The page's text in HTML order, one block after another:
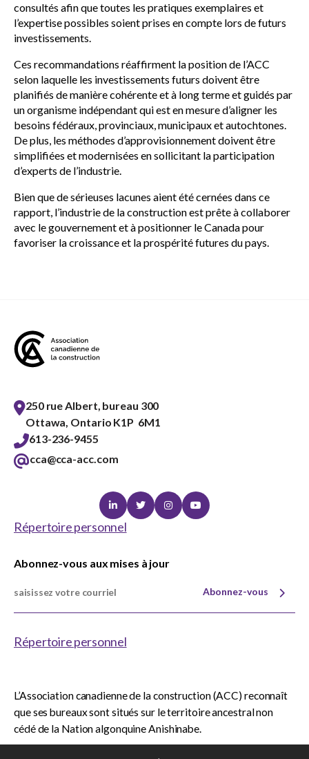
consultés afin que toutes les pratiques exemplaires et
l’expertise possibles soient prises en compte lors de futurs
investissements.
Ces recommandations réaffirment la position de l’ACC
selon laquelle les investissements futurs doivent être
planifiés de manière cohérente et à long terme et guidés par
un organisme indépendant qui est en mesure d’aligner les
besoins fédéraux, provinciaux, municipaux et autochtones.
De plus, les méthodes d’approvisionnement doivent être
simplifiées et modernisées en sollicitant la participation
d’experts de l’industrie.
Bien que de sérieuses lacunes aient été cernées dans ce
rapport, l’industrie de la construction est prête à collaborer
avec le gouvernement et à positionner le Canada pour
favoriser la croissance et la prospérité futures du pays.
250 rue Albert, bureau 300
Ottawa, Ontario K1P 6M1
613-236-9455
cca@cca-acc.com
LinkedinTwitterInstagramYoutube
Répertoire personnel
Abonnez-vous aux mises à jour
Abonnez-vous
Répertoire personnel
L’Association canadienne de la construction (ACC) reconnaît
que ses bureaux sont situés sur le territoire ancestral non
cédé de la Nation algonquine Anishinabe.